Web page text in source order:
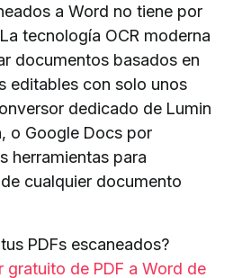
a Word no tiene por
tecnología OCR moderna
documentos basados en
editables con solo unos
dedicado de Lumin
o Google Docs por
herramientas para
cualquier documento
PDFs escaneados?
gratuito de PDF a Word de